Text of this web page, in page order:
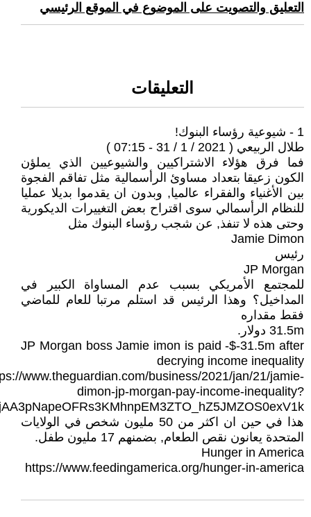
التعليق والتصويت على الموضوع في الموقع الرئيسي
التعليقات
1 - شيوعية رؤساء البنوك!
طلال الربيعي ( 2021 / 1 / 31 - 07:15 )
فما فرق هؤلاء الاشتراكيين والشيوعيين الذي يملؤن
الكون زعيقا بتعداد مساوئ الرأسمالية مثل تفاقم الفجوة
بين الأغنياء والفقراء عالميا, وبدون ان يقدموا بديلا عمليا
للنظام الرأسمالي سوى اقتراح بعض التغييرات الديكورية
وحتى هذه لا تنفذ, عن شجب رؤساء البنوك مثل
Jamie Dimon
رئيس
JP Morgan
للمجتمع الأمريكي بسبب عدم المساواة الكبير في
المداخيل؟ وهذا الرئيس قد استلم مرتبا للعام للماضي
فقط مقداره
31.5m دولار.
JP Morgan boss Jamie imon is paid -$-31.5m after
decrying income inequality
www.theguardian.com/business/2021/jan/21/jamie-
dimon-jp-morgan-pay-income-inequality?
هذا في حين ان اكثر من 50 مليون شخص في الولايات
المتحدة يعانون نقص الطعام, بضمنهم 17 مليون طفل.
Hunger in America
https://www.feedingamerica.org/hunger-in-america